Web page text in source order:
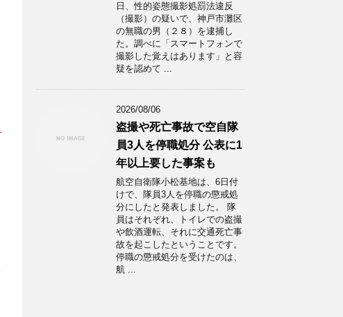
日、性的姿態撮影処罰法違反
（撮影）の疑いで、神戸市灘区
の無職の男（２８）を逮捕し
た。調べに「スマートフォンで
撮影した覚えはあります」と容
疑を認めて ...
2026/08/06
盗撮や死亡事故で空自隊
員3人を停職処分 公表に1
年以上要した事案も
航空自衛隊小松基地は、6日付
けで、隊員3人を停職の懲戒処
分にしたと発表しました。 隊
員はそれぞれ、トイレでの盗撮
や飲酒運転、それに交通死亡事
故を起こしたということです。
停職の懲戒処分を受けたのは、
航 ...